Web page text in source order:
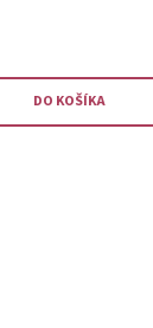
DO KOŠÍKA